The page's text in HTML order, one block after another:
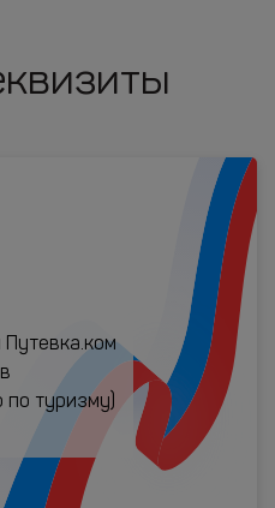
по туризму)